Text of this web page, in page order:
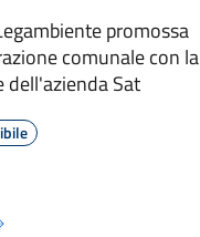
promossa
comunale con la
dell'azienda Sat